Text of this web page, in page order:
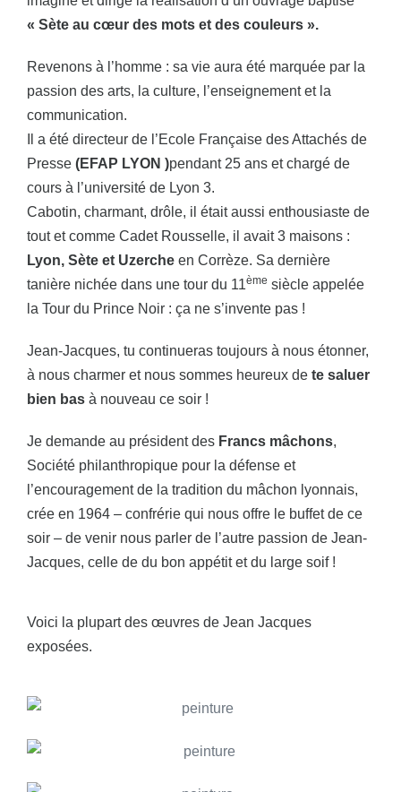
« Sète au cœur des mots et des couleurs ».
Revenons à l’homme : sa vie aura été marquée par la
passion des arts, la culture, l’enseignement et la
communication.
Il a été directeur de l’Ecole Française des Attachés de
Presse (EFAP LYON )pendant 25 ans et chargé de
cours à l’université de Lyon 3.
Cabotin, charmant, drôle, il était aussi enthousiaste de
tout et comme Cadet Rousselle, il avait 3 maisons :
Lyon, Sète et Uzerche en Corrèze. Sa dernière
tanière nichée dans une tour du 11ème siècle appelée
la Tour du Prince Noir : ça ne s’invente pas !
Jean-Jacques, tu continueras toujours à nous étonner,
à nous charmer et nous sommes heureux de te saluer
bien bas à nouveau ce soir !
Je demande au président des Francs mâchons,
Société philanthropique pour la défense et
l’encouragement de la tradition du mâchon lyonnais,
crée en 1964 – confrérie qui nous offre le buffet de ce
soir – de venir nous parler de l’autre passion de Jean-
Jacques, celle de du bon appétit et du large soif !
Voici la plupart des œuvres de Jean Jacques
exposées.